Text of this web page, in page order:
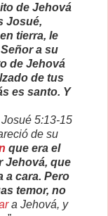
de Jehová
Josué,
tierra, le
a su
de Jehová
de tus
es santo. Y
Josué 5:13-15
de su
que era el
Jehová, que
a cara. Pero
temor, no
a Jehová, y